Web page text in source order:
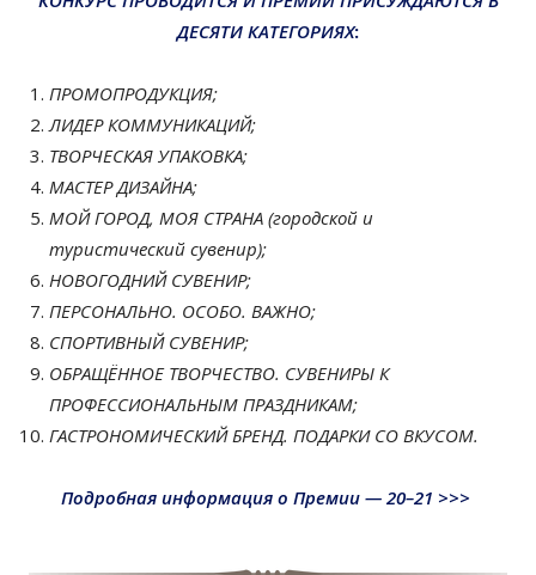
ДЕСЯТИ КАТЕГОРИЯХ:
ПРОМОПРОДУКЦИЯ;
ЛИДЕР КОММУНИКАЦИЙ;
ТВОРЧЕСКАЯ УПАКОВКА;
МАСТЕР ДИЗАЙНА;
МОЙ ГОРОД, МОЯ СТРАНА (городской и
туристический сувенир);
НОВОГОДНИЙ СУВЕНИР;
ПЕРСОНАЛЬНО. ОСОБО. ВАЖНО;
СПОРТИВНЫЙ СУВЕНИР;
ОБРАЩЁННОЕ ТВОРЧЕСТВО. СУВЕНИРЫ К
ПРОФЕССИОНАЛЬНЫМ ПРАЗДНИКАМ;
ГАСТРОНОМИЧЕСКИЙ БРЕНД. ПОДАРКИ СО ВКУСОМ.
Подробная информация о Премии — 20–21 >>>